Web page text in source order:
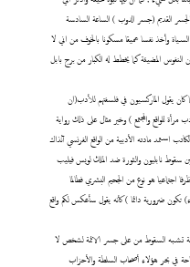
قضاء شط العرب سنة 2010 كنا نعبر الجسر القديم (جسر الدوب ) الساعة السادسة
وأخذ نفسا عميقا مسكونا بالخوف من اني لا
النفوس المضيئة كما يخطط له الكبار من برج بابل
كان يقول الماركسيون في فلسفتهم للأدب(ان
مرأة للواقع والمجتمع ) وخير مثال على ذلك رواية
فكتور هيجو فالكاتب استمد مادته الأدبية من الواقع الفرنسي آنذاك
سقوط نابليون والثورة ضد الملك لويس فيليب
اجتماعيا هو نوع من الجحيم البشري فطالما
ضرورية دائما ) كأنه يقول سأعكس لكم واقع
تشبه السقوط من على جسر الائمة لشخص لا
في بحر هؤلاء أصحاب السلطة والأحزاب